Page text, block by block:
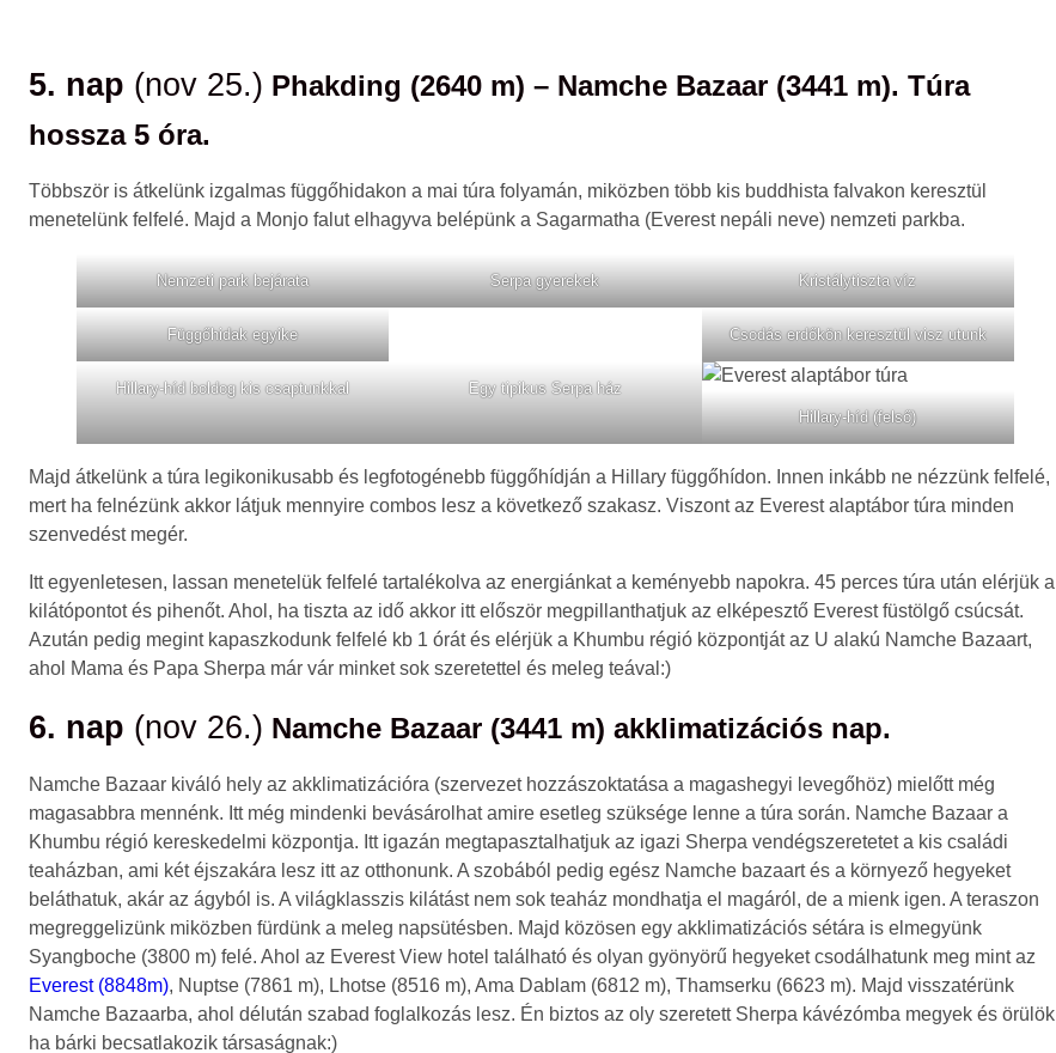
5. nap (nov 25.) Phakding (2640 m) – Namche Bazaar (3441 m). Túra
hossza 5 óra.
Többször is átkelünk izgalmas függőhidakon a mai túra folyamán, miközben több kis buddhista falvakon keresztül
menetelünk felfelé. Majd a Monjo falut elhagyva belépünk a Sagarmatha (Everest nepáli neve) nemzeti parkba.
Nemzeti park bejárata Serpa gyerekek Kristálytiszta víz
Függőhidak egyike Csodás erdőkön keresztül visz utunk
Hillary-híd boldog kis csaptunkkal
Egy tipikus Serpa ház
Hillary-híd (felső)
Majd átkelünk a túra legikonikusabb és legfotogénebb függőhídján a Hillary függőhídon. Innen inkább ne nézzünk felfelé,
mert ha felnézünk akkor látjuk mennyire combos lesz a következő szakasz. Viszont az Everest alaptábor túra minden
szenvedést megér.
Itt egyenletesen, lassan menetelük felfelé tartalékolva az energiánkat a keményebb napokra. 45 perces túra után elérjük a
kilátópontot és pihenőt. Ahol, ha tiszta az idő akkor itt először megpillanthatjuk az elképesztő Everest füstölgő csúcsát.
Azután pedig megint kapaszkodunk felfelé kb 1 órát és elérjük a Khumbu régió központját az U alakú Namche Bazaart,
ahol Mama és Papa Sherpa már vár minket sok szeretettel és meleg teával:)
6. nap (nov 26.) Namche Bazaar (3441 m) akklimatizációs nap.
Namche Bazaar kiváló hely az akklimatizációra (szervezet hozzászoktatása a magashegyi levegőhöz) mielőtt még
magasabbra mennénk. Itt még mindenki bevásárolhat amire esetleg szüksége lenne a túra során. Namche Bazaar a
Khumbu régió kereskedelmi központja. Itt igazán megtapasztalhatjuk az igazi Sherpa vendégszeretetet a kis családi
teaházban, ami két éjszakára lesz itt az otthonunk. A szobából pedig egész Namche bazaart és a környező hegyeket
beláthatuk, akár az ágyból is. A világklasszis kilátást nem sok teaház mondhatja el magáról, de a mienk igen. A teraszon
megreggelizünk miközben fürdünk a meleg napsütésben. Majd közösen egy akklimatizációs sétára is elmegyünk
Syangboche (3800 m) felé. Ahol az Everest View hotel található és olyan gyönyörű hegyeket csodálhatunk meg mint az
Everest (8848m), Nuptse (7861 m), Lhotse (8516 m), Ama Dablam (6812 m), Thamserku (6623 m). Majd visszatérünk
Namche Bazaarba, ahol délután szabad foglalkozás lesz. Én biztos az oly szeretett Sherpa kávézómba megyek és örülök
ha bárki becsatlakozik társaságnak:)